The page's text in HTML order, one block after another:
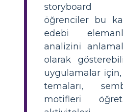
storyboard
öğrenciler bu
edebi
analizini
olarak
uygulamalar için,
temaları,
motifleri